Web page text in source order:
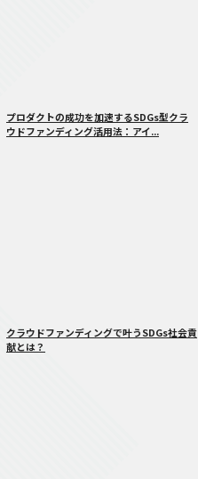
プロダクトの成功を加速するSDGs型クラ
ウドファンディング活用法：アイ...
クラウドファンディングで叶うSDGs社会貢
献とは？